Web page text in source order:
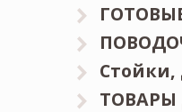
Стойки,
ТОВАРЫ